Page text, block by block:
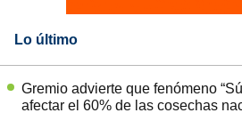
Lo último
Gremio advierte que fenómeno
afectar el 60% de las cosechas